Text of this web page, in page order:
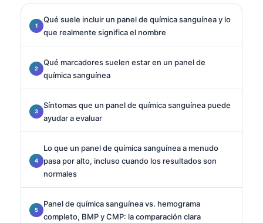
Qué suele incluir un panel de química sanguínea y lo
que realmente significa el nombre
Qué marcadores suelen estar en un panel de
química sanguínea
Síntomas que un panel de química sanguínea puede
ayudar a evaluar
Lo que un panel de química sanguínea a menudo
pasa por alto, incluso cuando los resultados son
normales
Panel de química sanguínea vs. hemograma
completo, BMP y CMP: la comparación clara